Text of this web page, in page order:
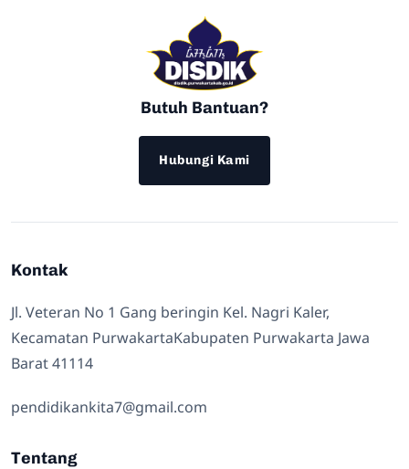
Butuh Bantuan?
Hubungi Kami
Kontak
Jl. Veteran No 1 Gang beringin Kel. Nagri Kaler,
Kecamatan PurwakartaKabupaten Purwakarta Jawa
Barat 41114
pendidikankita7@gmail.com
Tentang